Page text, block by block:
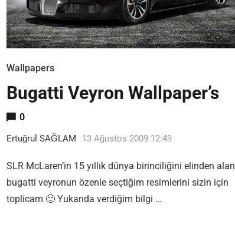
Wallpapers
Bugatti Veyron Wallpaper’s
0
Ertuğrul SAĞLAM 13 Ağustos 2009 12:49
SLR McLaren’in 15 yıllık dünya birinciliğini elinden alan
bugatti veyronun özenle seçtiğim resimlerini sizin için
toplicam 🙂 Yukarıda verdiğim bilgi …